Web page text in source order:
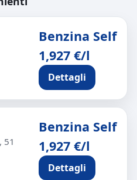
Benzina Self
1,927 €/l
Dettagli
51
Benzina Self
1,927 €/l
Dettagli